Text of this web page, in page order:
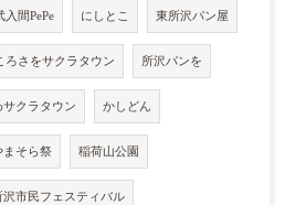
入間PePe にしとこ 東所沢パン屋
ろさをサクラタウン 所沢パンを
サクラタウン かしどん
まそら祭 稲荷山公園
沢市民フェスティバル